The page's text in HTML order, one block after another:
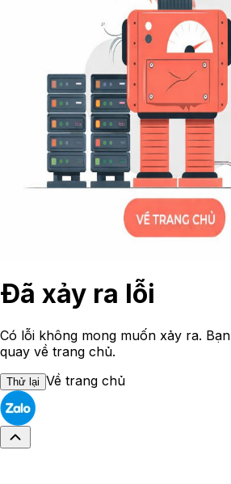
Đã xảy ra lỗi
Có lỗi không mong muốn xảy ra.
quay về trang chủ.
Thử lại Về trang chủ